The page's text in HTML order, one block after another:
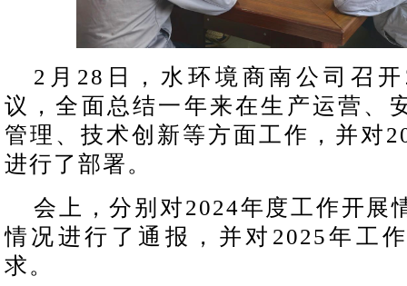
2月28日，水环境商南公司召
议，全面总结一年来在生产运营、
管理、技术创新等方面工作，并对
进行了部署。
会上，分别对2024年度工作开展
情况进行了通报，并对2025年工
求。